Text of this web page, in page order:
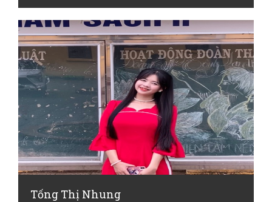
Tống Thị Nhung